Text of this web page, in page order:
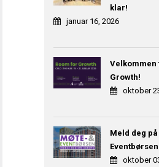
klar!
januar 16, 2026
Velkommen
Growth!
oktober
Meld deg
Eventbørsen
oktober